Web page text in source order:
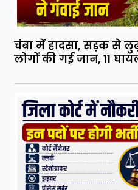
चंबा में हादसा, सड़क से
लोगों की गई जान, 11